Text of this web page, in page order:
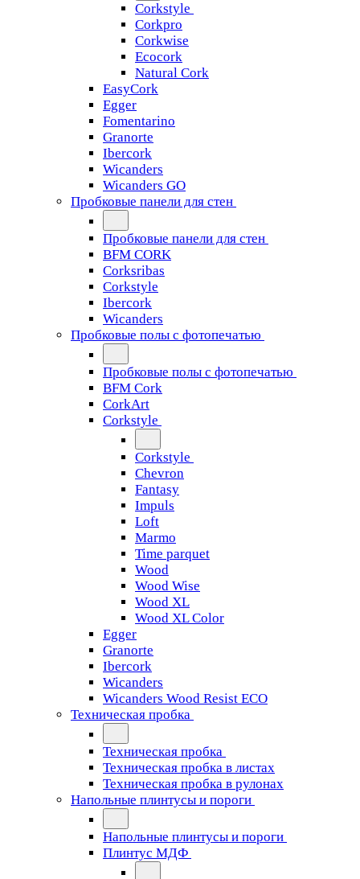
Corkstyle
Corkpro
Corkwise
Ecocork
Natural Cork
EasyCork
Egger
Fomentarino
Granorte
Ibercork
Wicanders
Wicanders GO
Пробковые панели для стен
Пробковые панели для стен
BFM CORK
Corksribas
Corkstyle
Ibercork
Wicanders
Пробковые полы с фотопечатью
Пробковые полы с фотопечатью
BFM Cork
CorkArt
Corkstyle
Corkstyle
Chevron
Fantasy
Impuls
Loft
Marmo
Time parquet
Wood
Wood Wise
Wood XL
Wood XL Color
Egger
Granorte
Ibercork
Wicanders
Wicanders Wood Resist ECO
Техническая пробка
Техническая пробка
Техническая пробка в листах
Техническая пробка в рулонах
Напольные плинтусы и пороги
Напольные плинтусы и пороги
Плинтус МДФ